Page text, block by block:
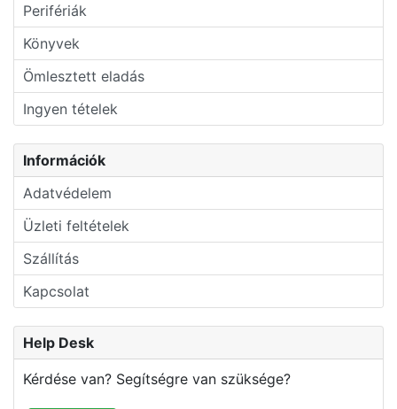
Perifériák
Könyvek
Ömlesztett eladás
Ingyen tételek
Információk
Adatvédelem
Üzleti feltételek
Szállítás
Kapcsolat
Help Desk
Kérdése van? Segítségre van szüksége?